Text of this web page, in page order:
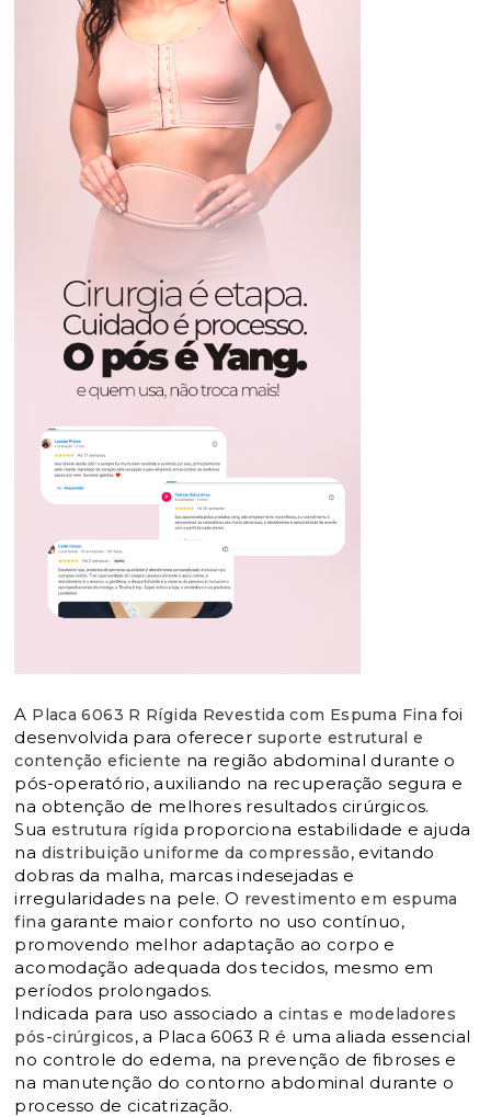
A Placa 6063 R Rígida Revestida com Espuma Fina foi
desenvolvida para oferecer suporte estrutural e
contenção eficiente na região abdominal durante o
pós-operatório, auxiliando na recuperação segura e
na obtenção de melhores resultados cirúrgicos.
Sua estrutura rígida proporciona estabilidade e ajuda
na distribuição uniforme da compressão, evitando
dobras da malha, marcas indesejadas e
irregularidades na pele. O revestimento em espuma
fina garante maior conforto no uso contínuo,
promovendo melhor adaptação ao corpo e
acomodação adequada dos tecidos, mesmo em
períodos prolongados.
Indicada para uso associado a cintas e modeladores
pós-cirúrgicos, a Placa 6063 R é uma aliada essencial
no controle do edema, na prevenção de fibroses e
na manutenção do contorno abdominal durante o
processo de cicatrização.